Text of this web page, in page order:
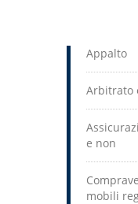
Appalto
Arbitrato
e non
mobili